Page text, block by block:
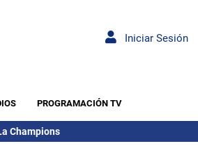
Iniciar Sesión
PROGRAMACIÓN TV
Champions